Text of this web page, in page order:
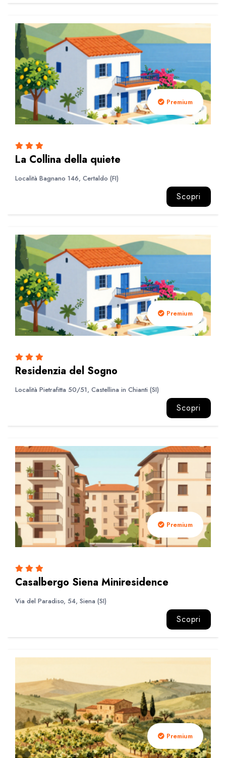
Premium
La Collina della quiete
Località Bagnano 146, Certaldo (FI)
Scopri
Premium
Residenzia del Sogno
Località Pietrafitta 50/51, Castellina in Chianti (SI)
Scopri
Premium
Casalbergo Siena Miniresidence
Via del Paradiso, 54, Siena (SI)
Scopri
Premium